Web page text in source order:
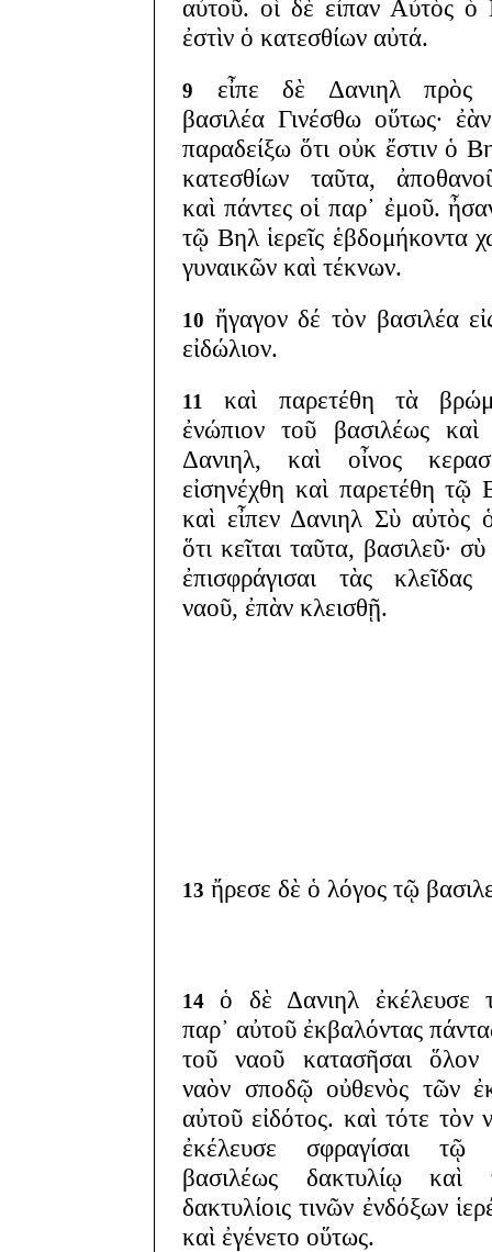
αὐτοῦ. οἱ δὲ εἶπαν Αὐτὸς ὁ
ἐστὶν ὁ κατεσθίων αὐτά.
9
εἶπε δὲ Δανιηλ πρὸς
βασιλέα Γινέσθω οὕτως·
παραδείξω ὅτι οὐκ ἔστιν ὁ
κατεσθίων ταῦτα,
καὶ πάντες οἱ παρ᾽ ἐμοῦ.
τῷ Βηλ ἱερεῖς ἑβδομήκοντα
γυναικῶν καὶ τέκνων.
10 ἤγαγον δέ τὸν βασιλέα
εἰδώλιον.
11
καὶ παρετέθη τὰ
ἐνώπιον τοῦ βασιλέως καὶ
Δανιηλ, καὶ οἶνος
εἰσηνέχθη καὶ παρετέθη τῷ
καὶ εἶπεν Δανιηλ Σὺ αὐτὸς
ὅτι κεῖται ταῦτα, βασιλεῦ·
ἐπισφράγισαι τὰς κλεῖδας
ναοῦ, ἐπὰν κλεισθῇ.
13 ἤρεσε δὲ ὁ λόγος τῷ
14
ὁ δὲ Δανιηλ ἐκέλευσε
παρ᾽ αὐτοῦ ἐκβαλόντας
τοῦ ναοῦ κατασῆσαι ὅλον
ναὸν σποδῷ οὐθενὸς τῶν
αὐτοῦ εἰδότος. καὶ τότε τὸν
ἐκέλευσε σφραγίσαι τῷ
βασιλέως δακτυλίῳ καὶ
δακτυλίοις τινῶν ἐνδόξων
καὶ ἐγένετο οὕτως.